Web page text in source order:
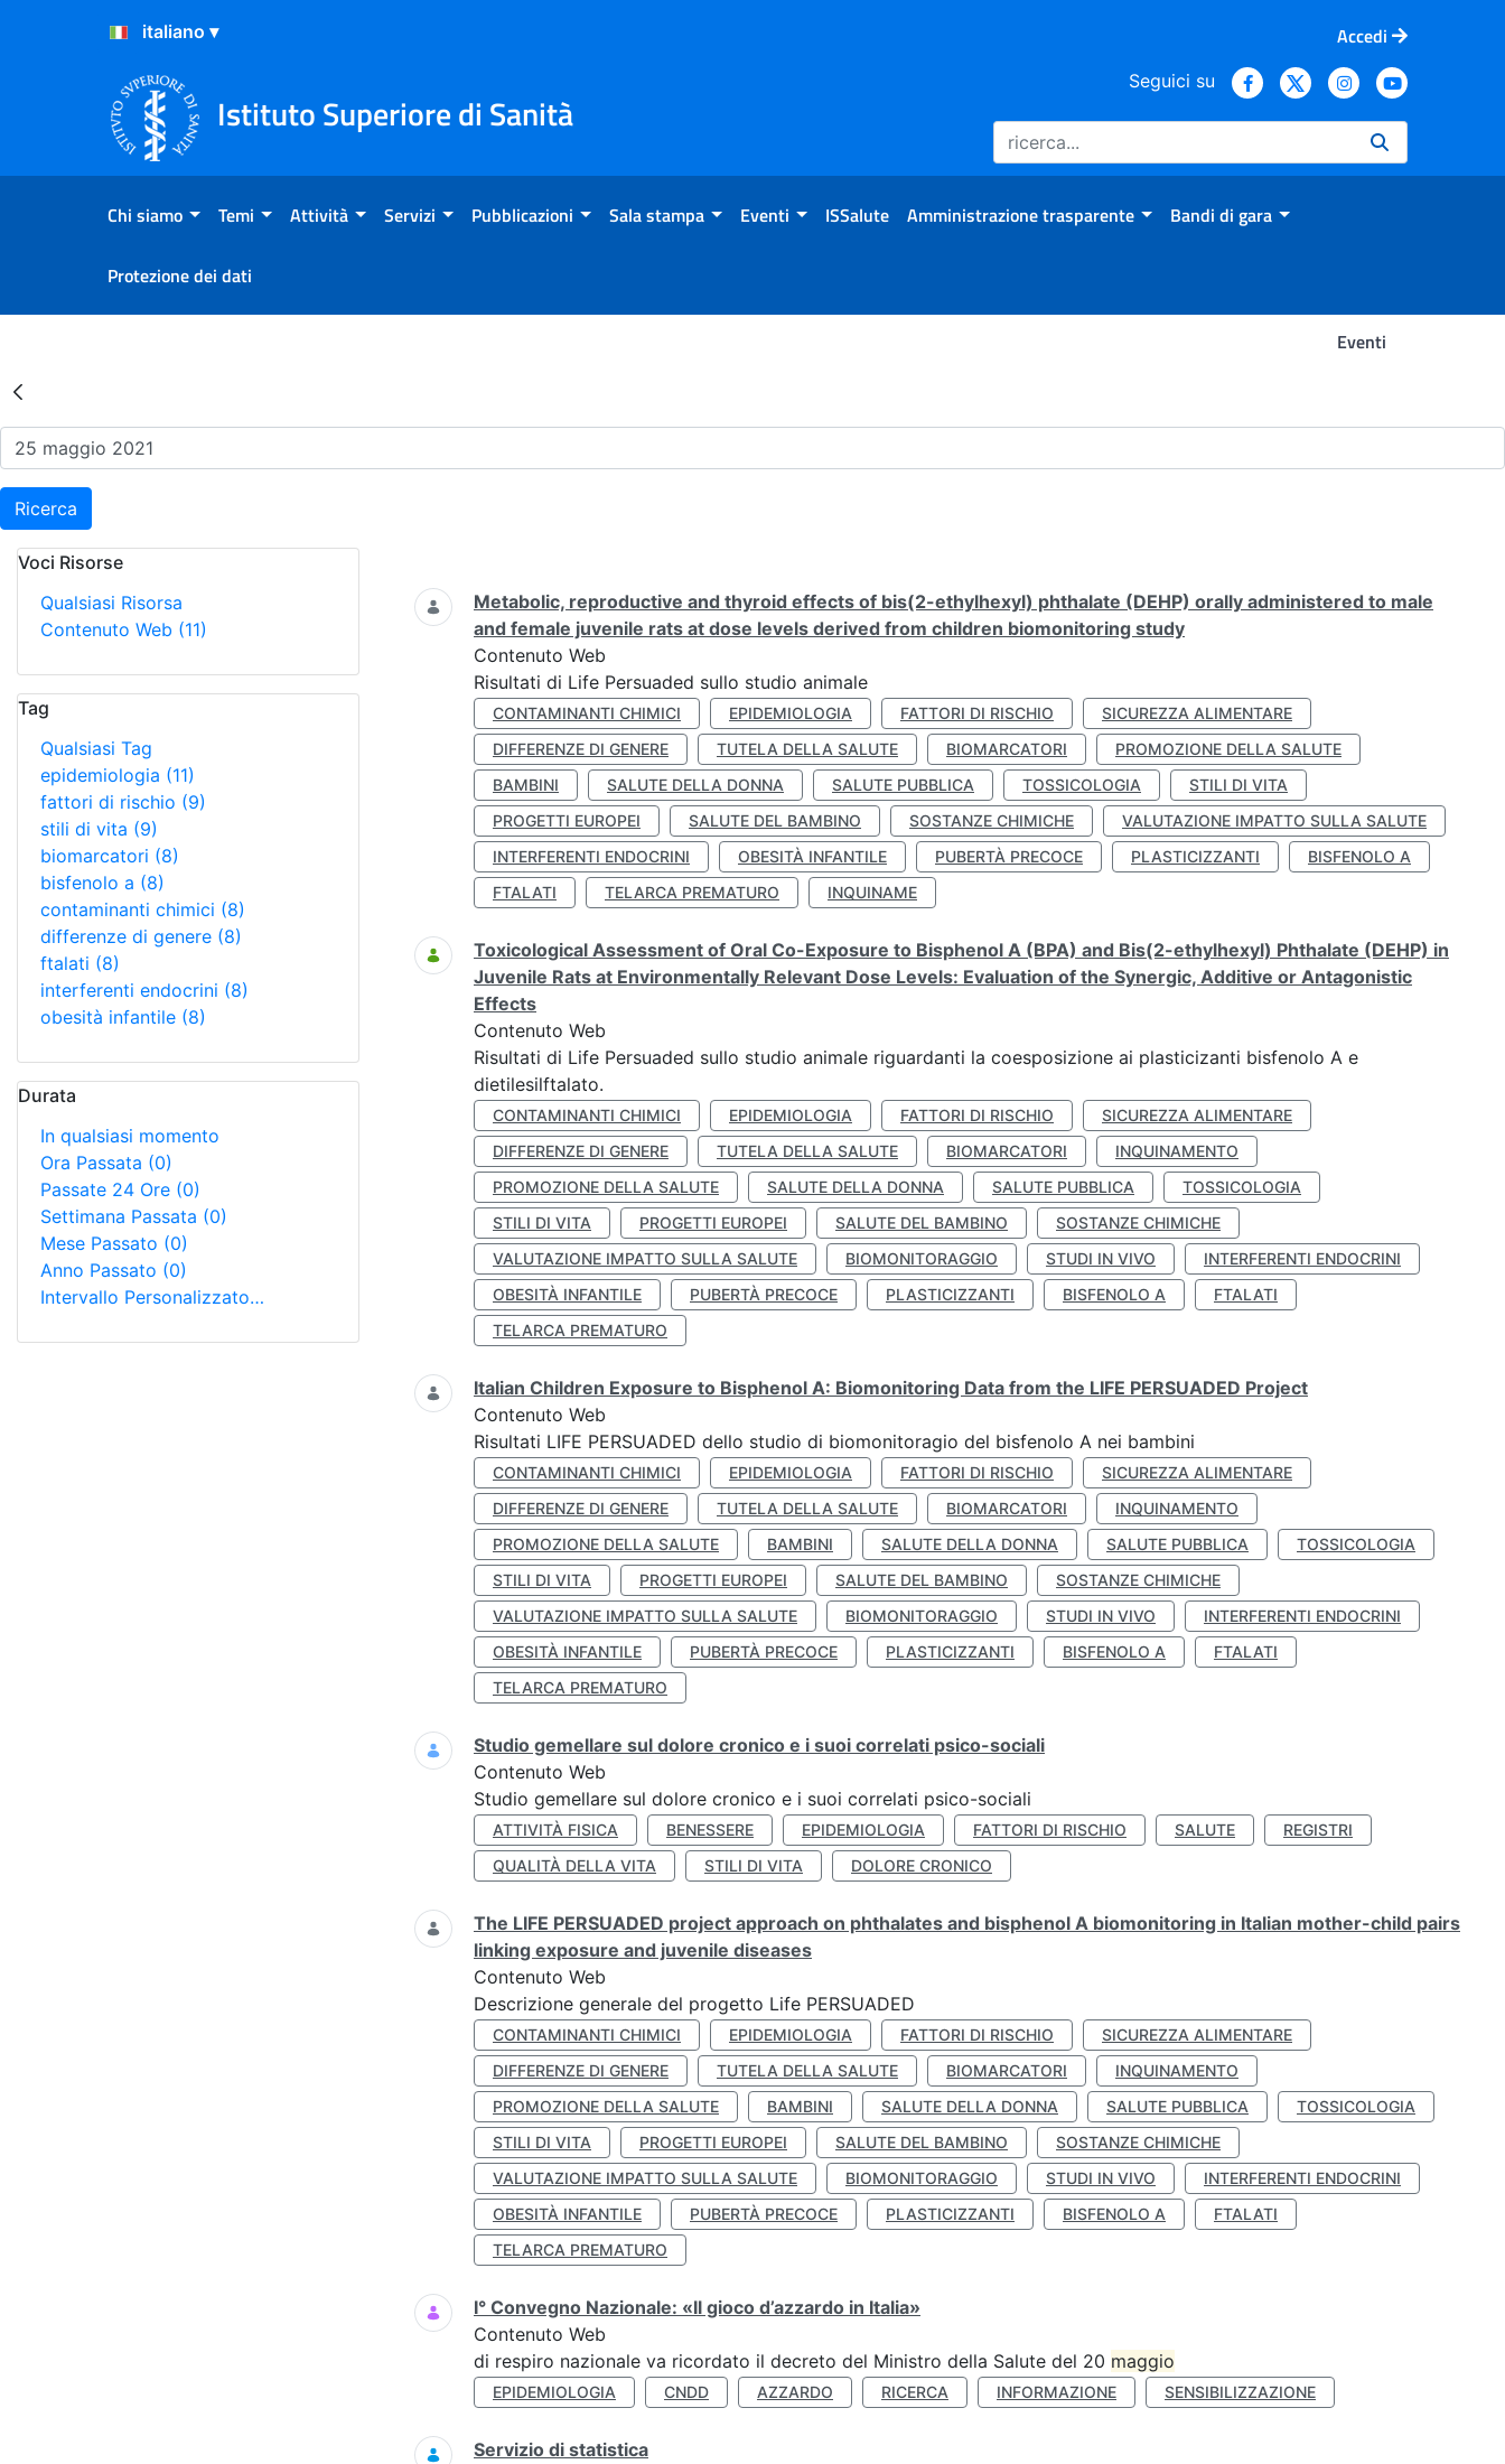
Salta al Contenuto
Salta al Footer
Accedi
Istituto Superiore di Sanità
Seguici su
Chi siamo Temi Attività Servizi Pubblicazioni Sala stampa Eventi ISSalute Amministrazione trasparente Bandi di gara
Protezione dei dati
Eventi
Risultati della Ricerca - Eventi
Ricerca
Voci Risorse
Qualsiasi Risorsa
Contenuto Web (11)
Tag
Qualsiasi Tag
epidemiologia (11)
fattori di rischio (9)
stili di vita (9)
biomarcatori (8)
bisfenolo a (8)
contaminanti chimici (8)
differenze di genere (8)
ftalati (8)
interferenti endocrini (8)
obesità infantile (8)
Durata
In qualsiasi momento
Ora Passata (0)
Passate 24 Ore (0)
Settimana Passata (0)
Mese Passato (0)
Anno Passato (0)
Intervallo Personalizzato…
Ricerca
Metabolic, reproductive and thyroid effects of bis(2-ethylhexyl) phthalate (DEHP) orally administered to male
and female juvenile rats at dose levels derived from children biomonitoring study
Contenuto Web
Risultati di Life Persuaded sullo studio animale
CONTAMINANTI CHIMICI EPIDEMIOLOGIA FATTORI DI RISCHIO
SICUREZZA ALIMENTARE
DIFFERENZE DI GENERE
TUTELA DELLA SALUTE BIOMARCATORI
PROMOZIONE DELLA SALUTE
BAMBINI
SALUTE DELLA DONNA SALUTE PUBBLICA TOSSICOLOGIA
STILI DI VITA
PROGETTI EUROPEI
SALUTE DEL BAMBINO SOSTANZE CHIMICHE
VALUTAZIONE IMPATTO SULLA SALUTE
INTERFERENTI ENDOCRINI
OBESITÀ INFANTILE PUBERTÀ PRECOCE PLASTICIZZANTI
BISFENOLO A
FTALATI
TELARCA PREMATURO INQUINAME
Toxicological Assessment of Oral Co-Exposure to Bisphenol A (BPA) and Bis(2-ethylhexyl) Phthalate (DEHP) in
Juvenile Rats at Environmentally Relevant Dose Levels: Evaluation of the Synergic, Additive or Antagonistic
Effects
Contenuto Web
Risultati di Life Persuaded sullo studio animale riguardanti la coesposizione ai plasticizanti bisfenolo A e
dietilesilftalato.
CONTAMINANTI CHIMICI EPIDEMIOLOGIA FATTORI DI RISCHIO
SICUREZZA ALIMENTARE
DIFFERENZE DI GENERE
TUTELA DELLA SALUTE BIOMARCATORI
INQUINAMENTO
PROMOZIONE DELLA SALUTE
SALUTE DELLA DONNA SALUTE PUBBLICA
TOSSICOLOGIA
STILI DI VITA
PROGETTI EUROPEI SALUTE DEL BAMBINO
SOSTANZE CHIMICHE
VALUTAZIONE IMPATTO SULLA SALUTE
BIOMONITORAGGIO STUDI IN VIVO
INTERFERENTI ENDOCRINI
OBESITÀ INFANTILE
PUBERTÀ PRECOCE PLASTICIZZANTI BISFENOLO A
FTALATI
TELARCA PREMATURO
Italian Children Exposure to Bisphenol A: Biomonitoring Data from the LIFE PERSUADED Project
Contenuto Web
Risultati LIFE PERSUADED dello studio di biomonitoragio del bisfenolo A nei bambini
CONTAMINANTI CHIMICI EPIDEMIOLOGIA FATTORI DI RISCHIO
SICUREZZA ALIMENTARE
DIFFERENZE DI GENERE
TUTELA DELLA SALUTE BIOMARCATORI
INQUINAMENTO
PROMOZIONE DELLA SALUTE
BAMBINI SALUTE DELLA DONNA SALUTE PUBBLICA
TOSSICOLOGIA
STILI DI VITA
PROGETTI EUROPEI SALUTE DEL BAMBINO
SOSTANZE CHIMICHE
VALUTAZIONE IMPATTO SULLA SALUTE
BIOMONITORAGGIO STUDI IN VIVO
INTERFERENTI ENDOCRINI
OBESITÀ INFANTILE
PUBERTÀ PRECOCE PLASTICIZZANTI BISFENOLO A
FTALATI
TELARCA PREMATURO
Studio gemellare sul dolore cronico e i suoi correlati psico-sociali
Contenuto Web
Studio gemellare sul dolore cronico e i suoi correlati psico-sociali
ATTIVITÀ FISICA BENESSERE EPIDEMIOLOGIA FATTORI DI RISCHIO SALUTE
REGISTRI
QUALITÀ DELLA VITA
STILI DI VITA DOLORE CRONICO
The LIFE PERSUADED project approach on phthalates and bisphenol A biomonitoring in Italian mother-child pairs
linking exposure and juvenile diseases
Contenuto Web
Descrizione generale del progetto Life PERSUADED
CONTAMINANTI CHIMICI EPIDEMIOLOGIA FATTORI DI RISCHIO
SICUREZZA ALIMENTARE
DIFFERENZE DI GENERE
TUTELA DELLA SALUTE BIOMARCATORI
INQUINAMENTO
PROMOZIONE DELLA SALUTE
BAMBINI SALUTE DELLA DONNA SALUTE PUBBLICA
TOSSICOLOGIA
STILI DI VITA
PROGETTI EUROPEI SALUTE DEL BAMBINO
SOSTANZE CHIMICHE
VALUTAZIONE IMPATTO SULLA SALUTE
BIOMONITORAGGIO STUDI IN VIVO
INTERFERENTI ENDOCRINI
OBESITÀ INFANTILE
PUBERTÀ PRECOCE PLASTICIZZANTI BISFENOLO A
FTALATI
TELARCA PREMATURO
I° Convegno Nazionale: «Il gioco d’azzardo in Italia»
Contenuto Web
di respiro nazionale va ricordato il decreto del Ministro della Salute del 20 maggio
EPIDEMIOLOGIA CNDD AZZARDO RICERCA INFORMAZIONE SENSIBILIZZAZIONE
Servizio di statistica